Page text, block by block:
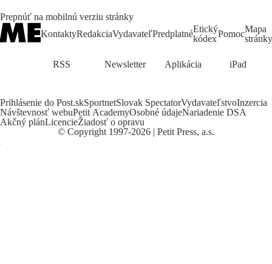
Prepnúť na mobilnú verziu stránky
KontaktyRedakciaVydavateľPredplatnéEtický
kódexPomocMapa
stránky
RSS Newsletter Aplikácia iPad
Prihlásenie do Post.skSportnetSlovak SpectatorVydavateľstvoInzercia
Návštevnosť webuPetit AcademyOsobné údajeNariadenie DSA
Akčný plánLicencieŽiadosť o opravu
© Copyright 1997-2026 | Petit Press, a.s.